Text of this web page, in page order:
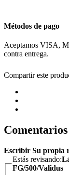
Métodos de pago
Aceptamos VISA,
contra entrega.
Compartir este
Comentarios
Escribir Su propia
Estás revisando:
FG/500/Validus